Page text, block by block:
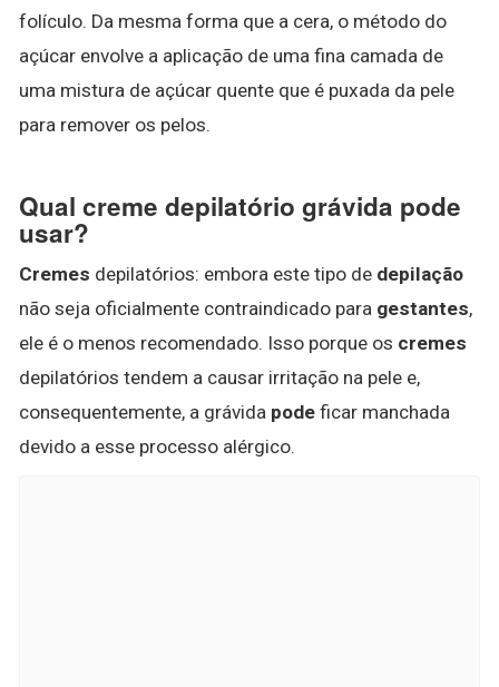
folículo. Da mesma forma que a cera, o método do
açúcar envolve a aplicação de uma fina camada de
uma mistura de açúcar quente que é puxada da pele
para remover os pelos.
Qual creme depilatório grávida pode
usar?
Cremes depilatórios: embora este tipo de depilação
não seja oficialmente contraindicado para gestantes,
ele é o menos recomendado. Isso porque os cremes
depilatórios tendem a causar irritação na pele e,
consequentemente, a grávida pode ficar manchada
devido a esse processo alérgico.